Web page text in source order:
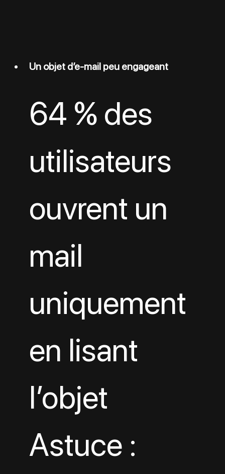
Un objet d’e-mail peu engageant
64 % des
utilisateurs
ouvrent un
mail
uniquement
en lisant
l’objet
Astuce :